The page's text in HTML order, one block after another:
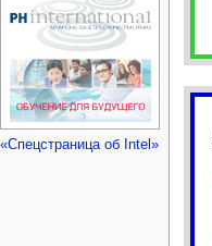
«Спецстраница об Intel»